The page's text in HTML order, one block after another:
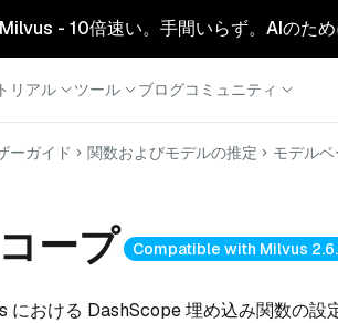
- 10倍速い。手間いらず。AIのため
リアル ツール ブログコミュニティ
ーガイド 関数およびモデルの推定
モデル
ープ Compatible with Milvus
における DashScope 埋め込み関数の設